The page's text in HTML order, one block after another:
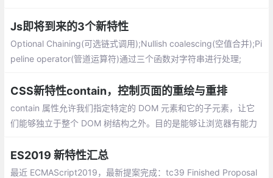
绍，希望可以帮助大家快速了解新版本
Js即将到来的3个新特性
Optional Chaining(可选链式调用);Nullish coalescing(空值合并);Pi
peline operator(管道运算符)通过三个函数对字符串进行处理;
CSS新特性contain，控制页面的重绘与重排
contain 属性允许我们指定特定的 DOM 元素和它的子元素，让它
们能够独立于整个 DOM 树结构之外。目的是能够让浏览器有能力
ES2019 新特性汇总
最近 ECMAScript2019，最新提案完成：tc39 Finished Proposal